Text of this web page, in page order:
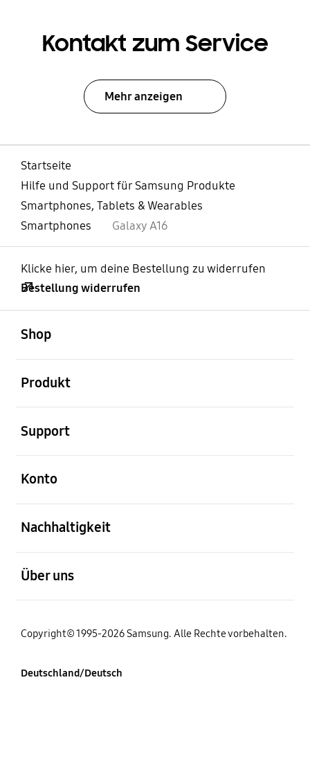
Kontakt zum Service
Mehr anzeigen
Startseite
Hilfe und Support für Samsung Produkte
Smartphones, Tablets & Wearables
Smartphones
Galaxy A16
Klicke hier, um deine Bestellung zu widerrufen
Bestellung widerrufen
Shop
Produkt
Support
Konto
Nachhaltigkeit
Über uns
Copyright© 1995-2026 Samsung. Alle Rechte vorbehalten.
Deutschland/Deutsch